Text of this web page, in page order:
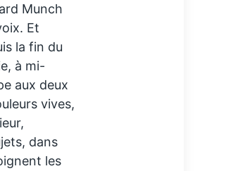
Munch
Et
la fin du
à mi-
aux deux
vives,
dans
les